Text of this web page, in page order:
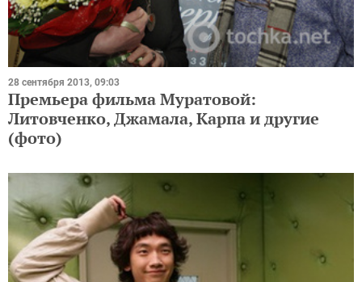
28 сентября 2013, 09:03
Премьера фильма Муратовой:
Литовченко, Джамала, Карпа и другие
(фото)